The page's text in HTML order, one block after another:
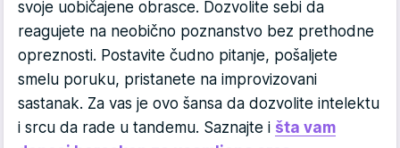
svoje uobičajene obrasce. Dozvolite sebi da
reagujete na neobično poznanstvo bez prethodne
opreznosti. Postavite čudno pitanje, pošaljete
smelu poruku, pristanete na improvizovani
sastanak. Za vas je ovo šansa da dozvolite intelektu
i srcu da rade u tandemu. Saznajte i šta vam